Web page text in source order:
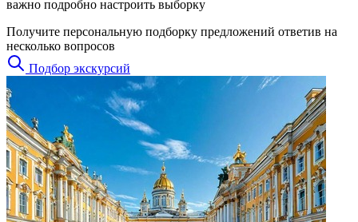
важно подробно настроить выборку
Получите персональную подборку предложений ответив на
несколько вопросов
Подбор экскурсий